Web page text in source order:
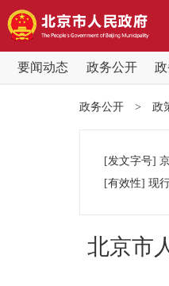
要闻动态 政务公开
党
政务公开 > 政
[发文字号]
[有效性] 现
北京市